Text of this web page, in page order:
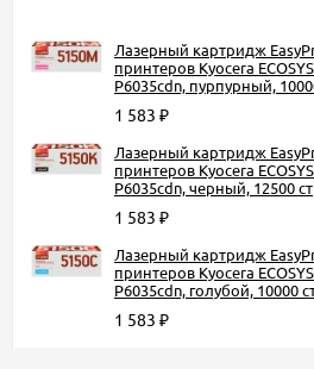
Лазерный картридж
принтеров Kyocera
P6035cdn, пурпурный,
1 583
Лазерный картридж
принтеров Kyocera
P6035cdn, черный, 12500
1 583
Лазерный картридж
принтеров Kyocera
P6035cdn, голубой, 10000
1 583